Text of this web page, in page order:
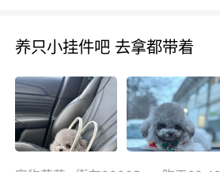
养只小挂件吧 去拿都带着